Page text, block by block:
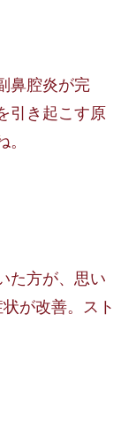
鼻腔炎が完
引き起こす原
た方が、思い
が改善。スト